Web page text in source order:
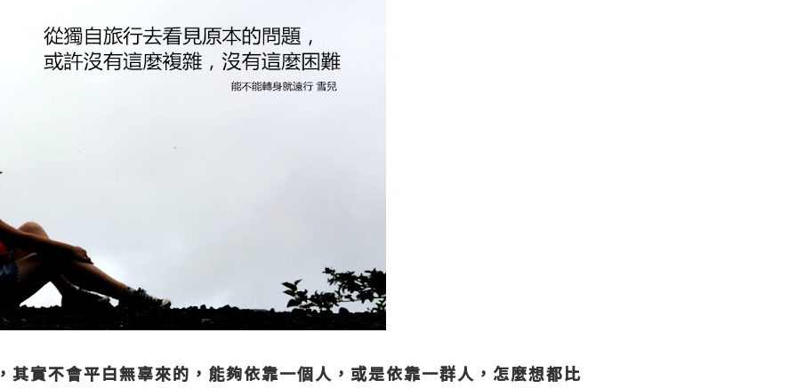
其實不會平白無辜來的， 能夠依靠一個人，或是依靠一群人，怎麼想都比